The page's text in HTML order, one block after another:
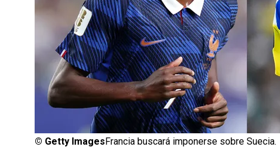
© Getty Images Francia buscará imponerse sobre Suecia.